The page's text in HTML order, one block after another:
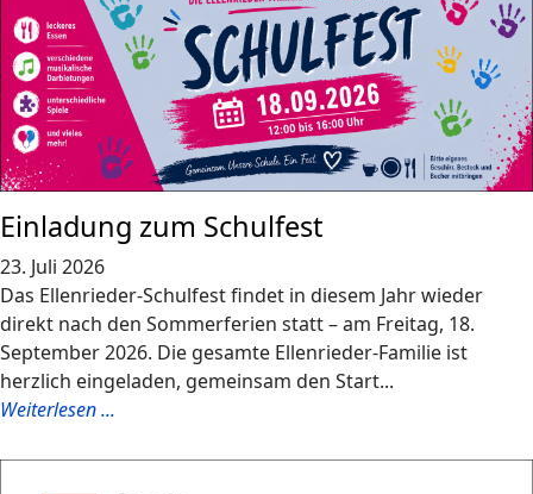
Einladung zum Schulfest
23. Juli 2026
Das Ellenrieder-Schulfest findet in diesem Jahr wieder
direkt nach den Sommerferien statt – am Freitag, 18.
September 2026. Die gesamte Ellenrieder-Familie ist
herzlich eingeladen, gemeinsam den Start...
Weiterlesen ...